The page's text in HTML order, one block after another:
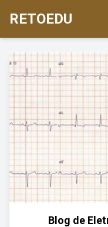
RETOEDU
Blog de